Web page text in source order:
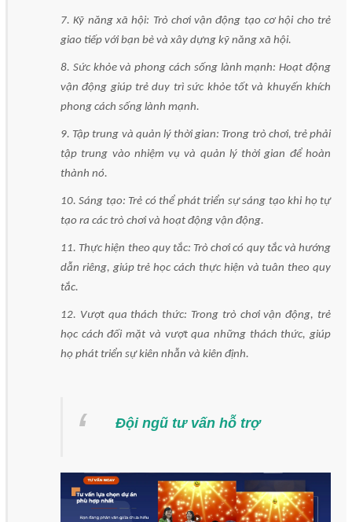
7. Kỹ năng xã hội: Trò chơi vận động tạo cơ hội cho trẻ
giao tiếp với bạn bè và xây dựng kỹ năng xã hội.
8. Sức khỏe và phong cách sống lành mạnh: Hoạt động
vận động giúp trẻ duy trì sức khỏe tốt và khuyến khích
phong cách sống lành mạnh.
9. Tập trung và quản lý thời gian: Trong trò chơi, trẻ phải
tập trung vào nhiệm vụ và quản lý thời gian để hoàn
thành nó.
10. Sáng tạo: Trẻ có thể phát triển sự sáng tạo khi họ tự
tạo ra các trò chơi và hoạt động vận động.
11. Thực hiện theo quy tắc: Trò chơi có quy tắc và hướng
dẫn riêng, giúp trẻ học cách thực hiện và tuân theo quy
tắc.
12. Vượt qua thách thức: Trong trò chơi vận động, trẻ
học cách đối mặt và vượt qua những thách thức, giúp
họ phát triển sự kiên nhẫn và kiên định.
Đội ngũ tư vấn hỗ trợ